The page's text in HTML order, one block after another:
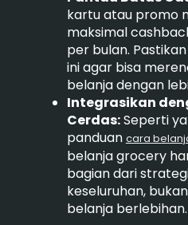
kartu atau promo
maksimal
per bulan.
ini agar bisa
belanja dengan
Integrasikan
Cerdas:Seperti
panduan cara
belanja grocery
bagian dari
keseluruhan,
belanja berlebihan.